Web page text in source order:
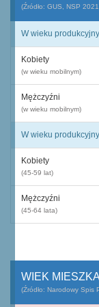
(Źródło: GUS, NSP
W wieku
Kobiety
(w wieku mobilnym)
Mężczyźni
(w wieku mobilnym)
W wieku
Kobiety
(45-59 lat)
Mężczyźni
(45-64 lata)
WIEK
(Źródło: Narodowy